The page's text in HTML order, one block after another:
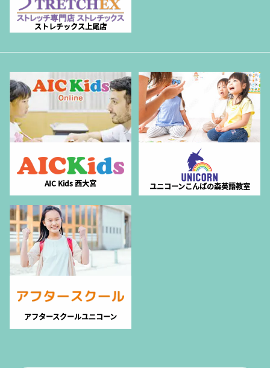
ストレチックス上尾店
AIC Kids 西大宮 ユニコーンこんばの森英語教室
アフタースクールユニコーン